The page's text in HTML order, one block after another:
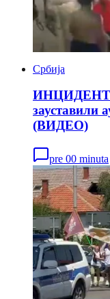
Србија
ИНЦИДЕНТ
зауставили
(ВИДЕО)
pre 00 minuta